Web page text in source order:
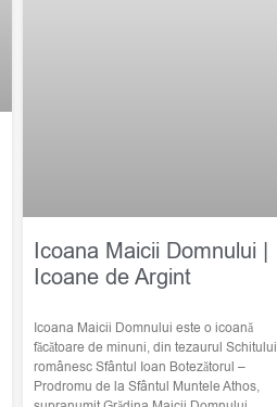
Icoana Maicii Domnului |
Icoane de Argint
Icoana Maicii Domnului este o icoană
făcătoare de minuni, din tezaurul Schitului
românesc Sfântul Ioan Botezătorul –
Prodromu de la Sfântul Muntele Athos,